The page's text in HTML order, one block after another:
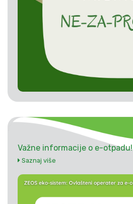
Važne informacije o e-otpadu!
Saznaj više